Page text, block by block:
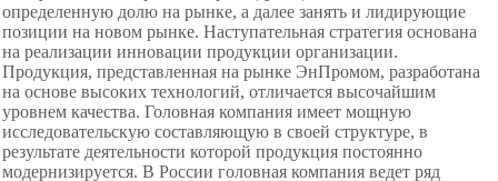
определенную долю на рынке, а далее занять и лидирующие
позиции на новом рынке. Наступательная стратегия основана
на реализации инновации продукции организации.
Продукция, представленная на рынке ЭнПромом, разработана
на основе высоких технологий, отличается высочайшим
уровнем качества. Головная компания имеет мощную
исследовательскую составляющую в своей структуре, в
результате деятельности которой продукция постоянно
модернизируется. В России головная компания ведет ряд